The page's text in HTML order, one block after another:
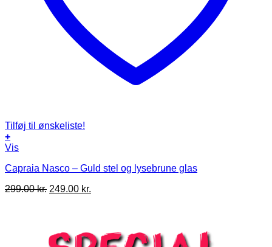
Tilføj til ønskeliste!
+
Vis
Capraia Nasco – Guld stel og lysebrune glas
299.00kr. Den
299.00 kr..
249.00 kr.
249.00 kr..